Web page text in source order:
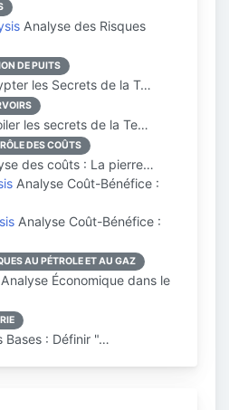
Analyse des Risques
DE PUITS
les Secrets de la T…
les secrets de la Te…
DES COÛTS
des coûts : La pierre…
Analyse Coût-Bénéfice :
Analyse Coût-Bénéfice :
AU PÉTROLE ET AU GAZ
Analyse Économique dans le
Bases : Définir "…